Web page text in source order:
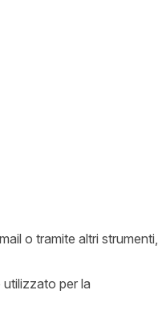
o tramite altri strumenti,
utilizzato per la